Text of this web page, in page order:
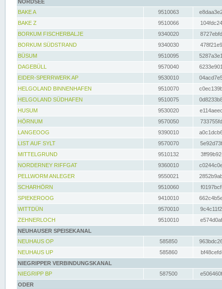
NORDSEE
BAKE A
9510063
BAKE Z
9510066
BORKUM FISCHERBALJE
9340020
BORKUM SÜDSTRAND
9340030
BÜSUM
9510095
DAGEBÜLL
9570040
EIDER-SPERRWERK AP
9530010
HELGOLAND BINNENHAFEN
9510070
HELGOLAND SÜDHAFEN
9510075
HUSUM
9530020
HÖRNUM
9570050
LANGEOOG
9390010
LIST AUF SYLT
9570070
MITTELGRUND
9510132
NORDERNEY RIFFGAT
9360010
PELLWORM ANLEGER
9550021
SCHARHÖRN
9510060
SPIEKEROOG
9410010
WITTDÜN
9570010
ZEHNERLOCH
9510010
NEUHAUSER SPEISEKANAL
NEUHAUS OP
585850
NEUHAUS UP
585860
NIEGRIPPER VERBINDUNGSKANAL
NIEGRIPP BP
587500
ODER